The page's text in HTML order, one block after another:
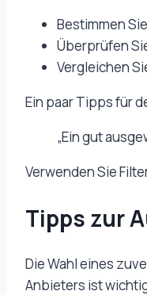
Bestimmen
Überprüfen
Vergleichen
Ein paar Tipps für
„Ein gut
Verwenden Sie
Tipps zur
Die Wahl eines
Anbieters ist